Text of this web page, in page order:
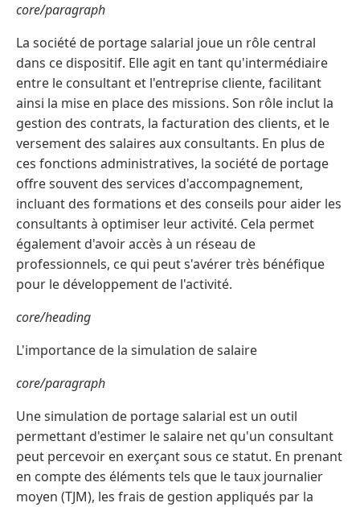
core/paragraph
La société de portage salarial joue un rôle central
dans ce dispositif. Elle agit en tant qu'intermédiaire
entre le consultant et l'entreprise cliente, facilitant
ainsi la mise en place des missions. Son rôle inclut la
gestion des contrats, la facturation des clients, et le
versement des salaires aux consultants. En plus de
ces fonctions administratives, la société de portage
offre souvent des services d'accompagnement,
incluant des formations et des conseils pour aider les
consultants à optimiser leur activité. Cela permet
également d'avoir accès à un réseau de
professionnels, ce qui peut s'avérer très bénéfique
pour le développement de l'activité.
core/heading
L'importance de la simulation de salaire
core/paragraph
Une simulation de portage salarial est un outil
permettant d'estimer le salaire net qu'un consultant
peut percevoir en exerçant sous ce statut. En prenant
en compte des éléments tels que le taux journalier
moyen (TJM), les frais de gestion appliqués par la